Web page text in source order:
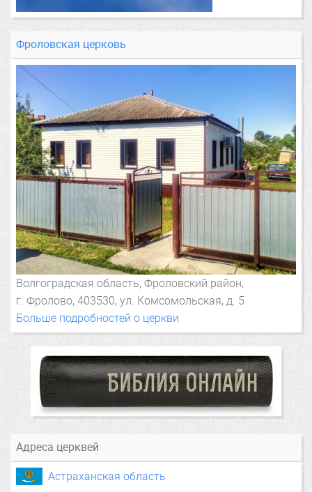
Фроловская церковь
Волгоградская область, Фроловский район,
г. Фролово, 403530, ул. Комсомольская, д. 5
Больше подробностей о церкви
Адреса церквей
Астраханская область